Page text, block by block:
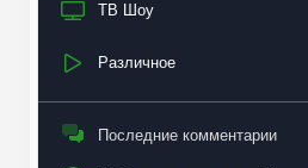
ТВ Шоу
Различное
Последние комментарии